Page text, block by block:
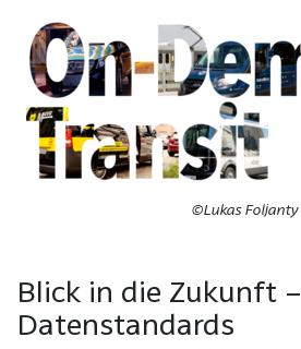
©Lukas Foljanty
Blick in die Zukunft –
Datenstandards